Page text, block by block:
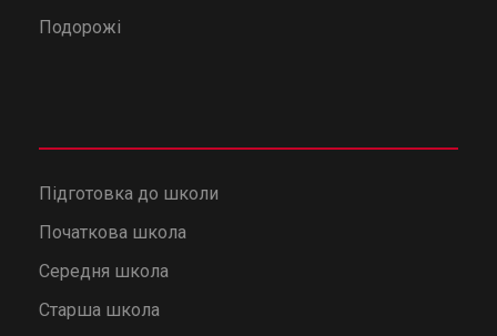
Подорожі
Підготовка до школи
Початкова школа
Середня школа
Старша школа